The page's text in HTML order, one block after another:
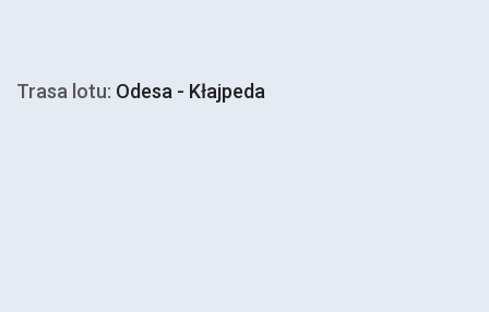
Trasa lotu: Odesa - Kłajpeda